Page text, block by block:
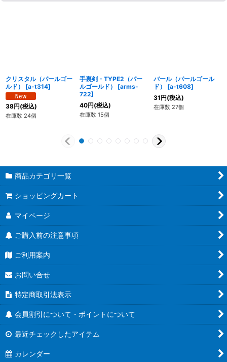
クリスタル（パールゴー
ルド）
[a-t314]
38円(税込)
在庫数 24個
手裏剣・TYPE2（パー
ルゴールド）
[arms-
722]
40円(税込)
在庫数 15個
バール（パールゴール
ド）
[a-t608]
31円(税込)
在庫数 27個
商品カテゴリ一覧
ショッピングカート
マイページ
ご購入前の注意事項
ご利用案内
お問い合せ
特定商取引法表示
会員割引について・ポイントについて
最近チェックしたアイテム
カレンダー